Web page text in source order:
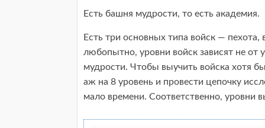
Есть башня мудрости, то есть академия.
Есть три основных типа войск —
любопытно, уровни войск зависят не от
мудрости. Чтобы выучить войска хотя
аж на 8 уровень и провести цепочку
мало времени. Соответственно,